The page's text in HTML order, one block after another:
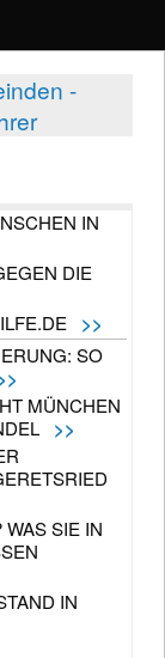
-
IN
DIE
>>
SO
MÜNCHEN
>>
SIE IN
IN